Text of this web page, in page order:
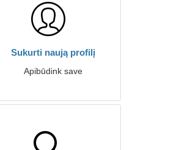
Sukurti naują profilį
Apibūdink save